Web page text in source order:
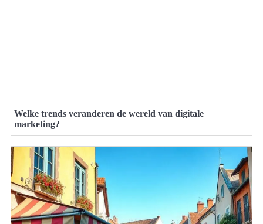
Welke trends veranderen de wereld van digitale
marketing?